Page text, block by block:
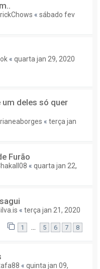
« sábado fev
« quarta jan 29, 2020
deles só quer
« terça jan
Furão
« quarta jan 22,
« terça jan 21, 2020
1 5 6 7 8
« quinta jan 09,